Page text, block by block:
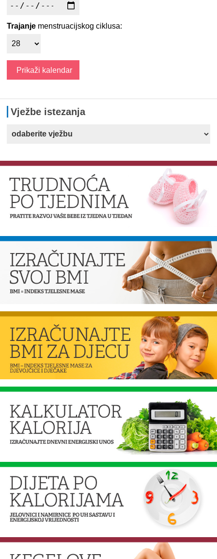
Trajanje menstruacijskog ciklusa:
Vježbe istezanja